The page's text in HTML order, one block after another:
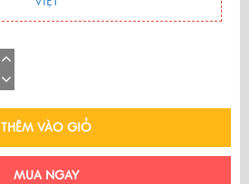
THÊM VÀO GIỎ
MUA NGAY